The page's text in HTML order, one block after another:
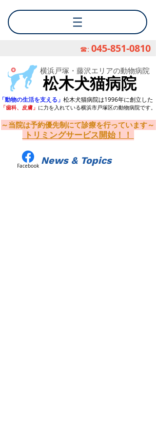
☎: 045-851-0810
​横浜戸塚・藤沢エリアの動物病院
松木犬猫病院
動物の生活を支える」 松木犬猫病院は1996年に創立した
「歯科、皮膚」 に力を入れている横浜市戸塚区の動物病院です。
～当院は予約優先制にて診療を行っています～
トリミングサービス開始！！
News & Topics
Facebook